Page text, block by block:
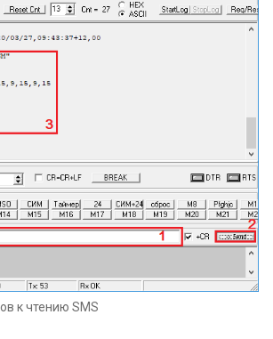
к чтению SMS